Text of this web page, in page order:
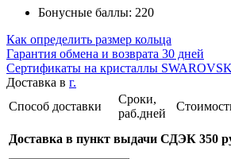
Бонусные баллы: 220
Как определить размер кольца
Гарантия обмена и возврата 30 дней
Сертификаты на кристаллы
Доставка в г.
Способ доставки
Сроки,
раб.дней
Доставка в пункт выдачи СДЭК 350